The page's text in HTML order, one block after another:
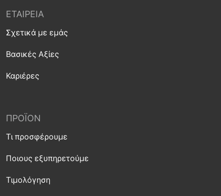
ΕΤΑΙΡΕΊΑ
Σχετικά με εμάς
Βασικές Αξίες
Καριέρες
ΠΡΟΪΌΝ
Τι προσφέρουμε
Ποιους εξυπηρετούμε
Τιμολόγηση